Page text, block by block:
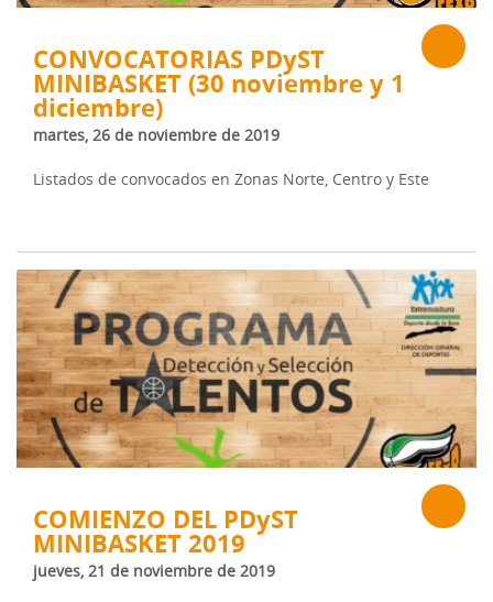
CONVOCATORIAS PDyST
MINIBASKET (30 noviembre y 1
diciembre)
martes, 26 de noviembre de 2019
Listados de convocados en Zonas Norte, Centro y Este
COMIENZO DEL PDyST
MINIBASKET 2019
jueves, 21 de noviembre de 2019